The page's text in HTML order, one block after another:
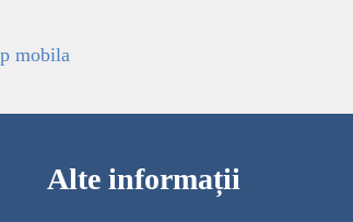
Alte informații